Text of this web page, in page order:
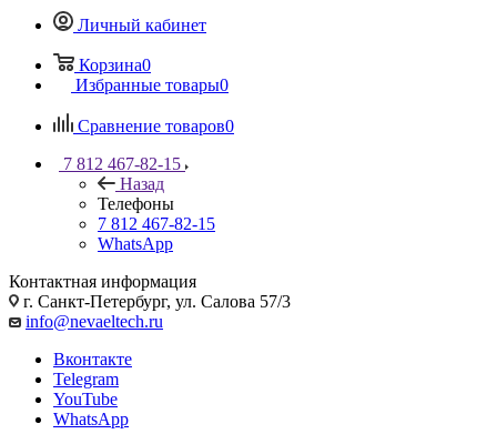
Личный кабинет
Корзина0
Избранные товары0
Сравнение товаров0
7 812 467-82-15
Назад
Телефоны
7 812 467-82-15
WhatsApp
Контактная информация
г. Санкт-Петербург, ул. Салова 57/3
info@nevaeltech.ru
Вконтакте
Telegram
YouTube
WhatsApp